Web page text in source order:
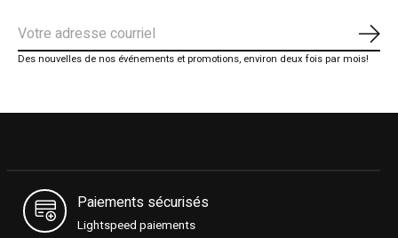
Des nouvelles de nos événements et promotions, environ deux fois par mois!
Paiements sécurisés
Lightspeed paiements